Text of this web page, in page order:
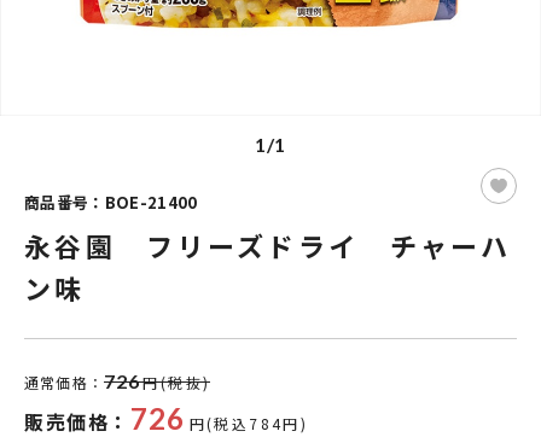
1/1
商品番号：BOE-21400
永谷園 フリーズドライ チャーハ
ン味
通常価格： 726円(税抜)
販売価格： 726 円(税込784円)